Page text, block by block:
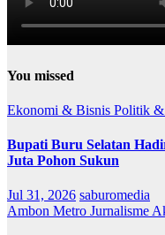
You missed
Ekonomi & Bisnis Politik &
Bupati Buru Selatan
Juta Pohon Sukun
Jul 31, 2026 saburomedia
Ambon Metro Jurnalisme